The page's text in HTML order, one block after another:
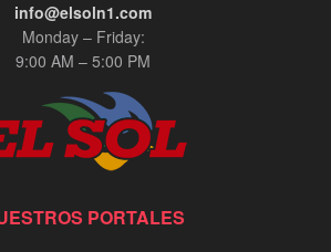
info@elsoln1.com
Monday – Friday:
9:00 AM – 5:00 PM
PORTALES